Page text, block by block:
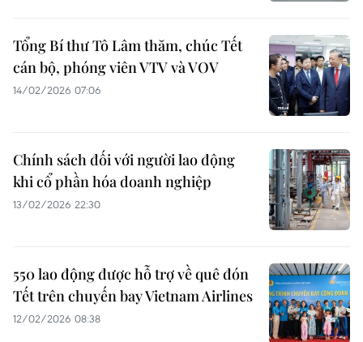
Tổng Bí thư Tô Lâm thăm, chúc Tết
cán bộ, phóng viên VTV và VOV
14/02/2026 07:06
Chính sách đối với người lao động
khi cổ phần hóa doanh nghiệp
13/02/2026 22:30
550 lao động được hỗ trợ về quê đón
Tết trên chuyến bay Vietnam Airlines
12/02/2026 08:38